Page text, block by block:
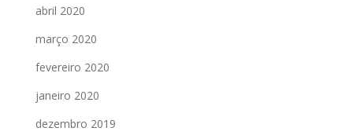
abril 2020
março 2020
fevereiro 2020
janeiro 2020
dezembro 2019